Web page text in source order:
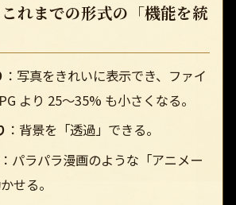
れまでの形式の「機能を統
：写真をきれいに表示でき、ファイ
より 25〜35% も小さくなる。
：背景を「透過」できる。
：パラパラ漫画のような「アニメー
せる。